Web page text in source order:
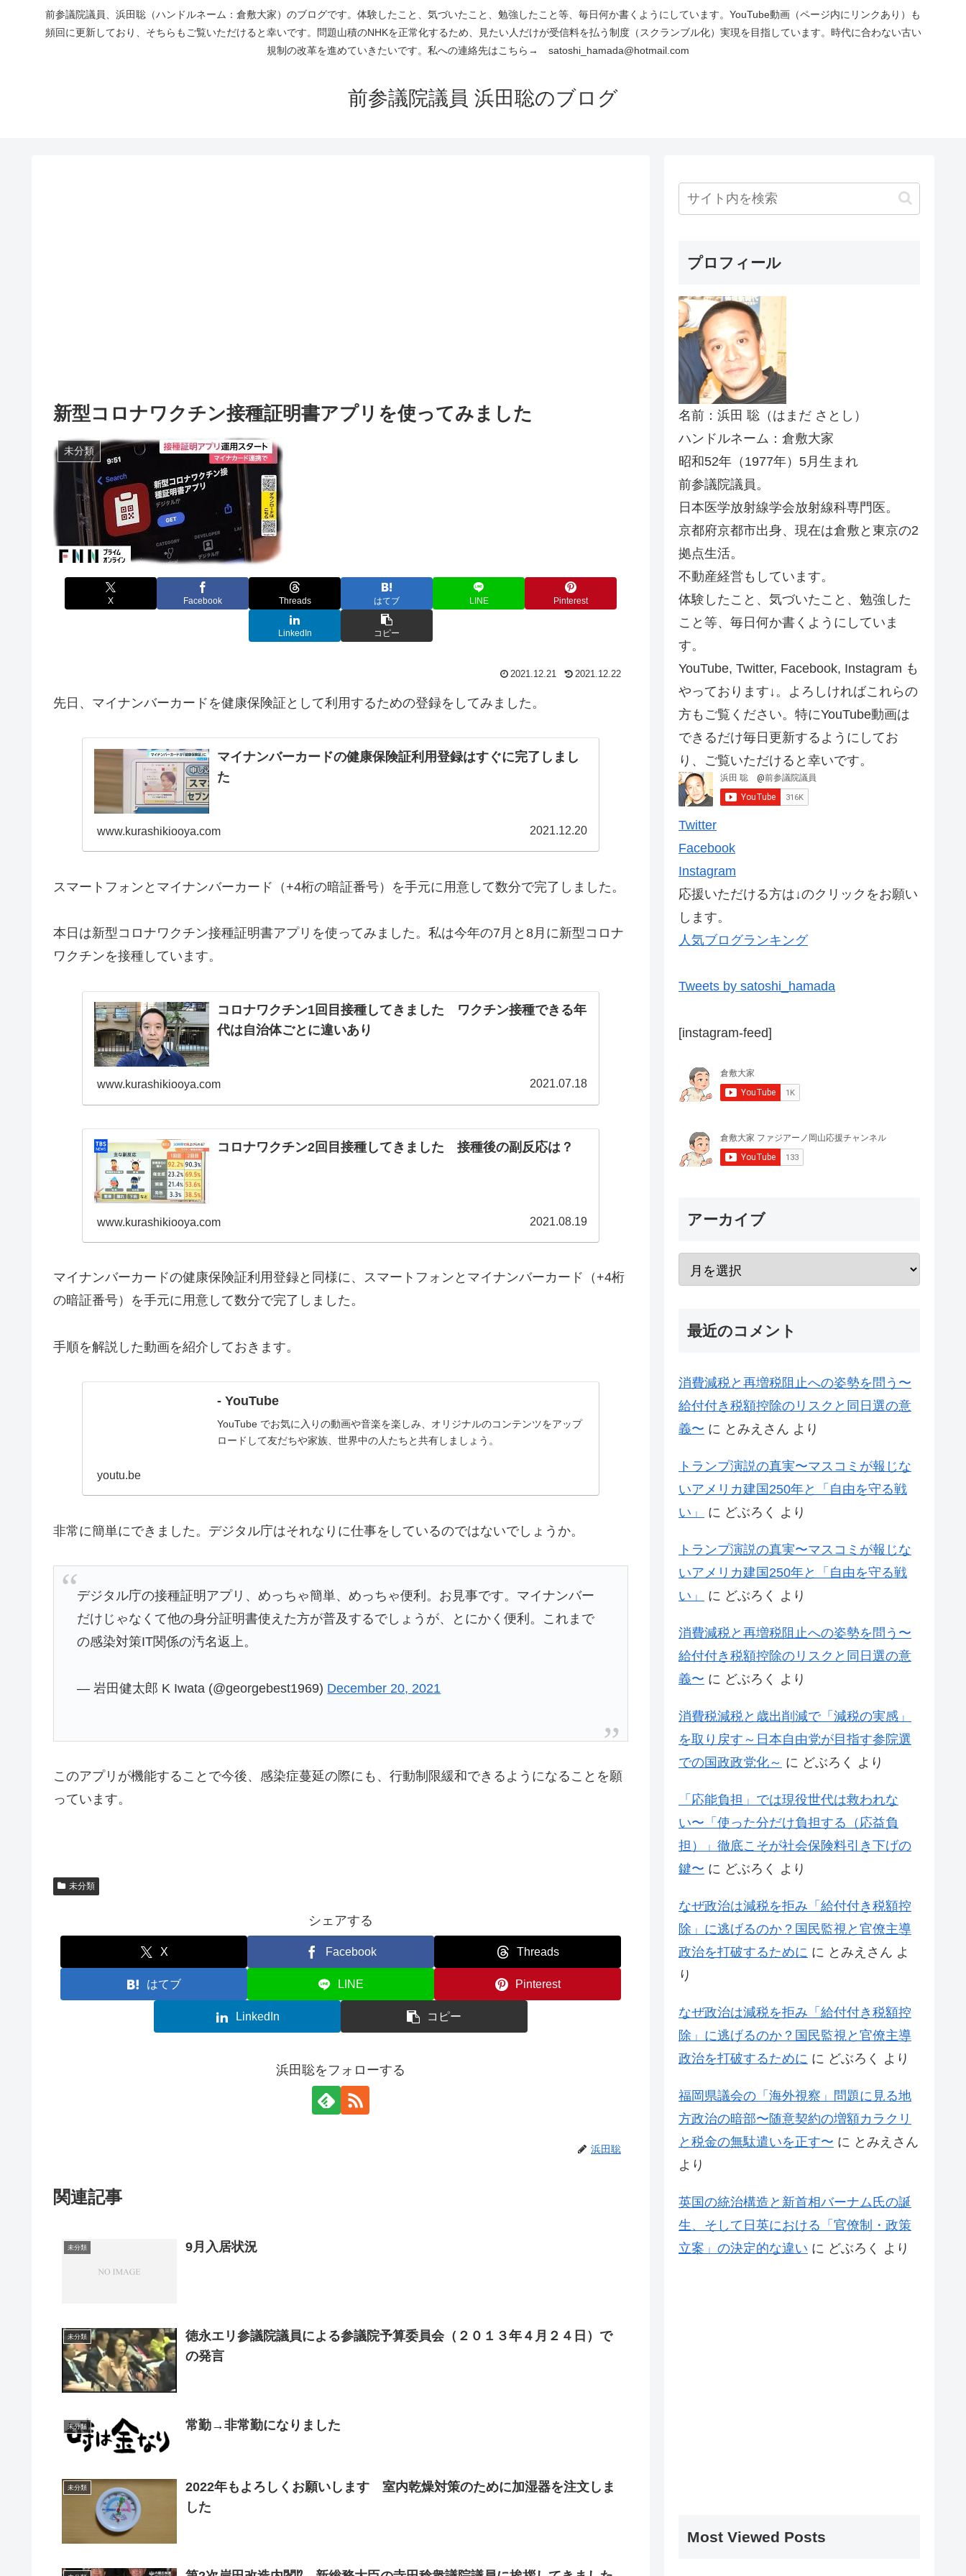
前参議院議員、浜田聡（ハンドルネーム：倉敷大家）のブログです。体験したこと、気づいたこと、勉強したこと等、毎日何か書くようにしています。YouTube動画（ページ内にリンクあり）も
頻回に更新しており、そちらもご覧いただけると幸いです。問題山積のNHKを正常化するため、見たい人だけが受信料を払う制度（スクランブル化）実現を目指しています。時代に合わない古い
規制の改革を進めていきたいです。私への連絡先はこちら→ satoshi_hamada@hotmail.com
前参議院議員 浜田聡のブログ
新型コロナワクチン接種証明書アプリを使ってみました
未分類
X Facebook Threads はてブ LINE Pinterest
LinkedIn コピー
2021.12.21 2021.12.22
先日、マイナンバーカードを健康保険証として利用するための登録をしてみました。
マイナンバーカードの健康保険証利用登録はすぐに完了しまし
た
www.kurashikiooya.com 2021.12.20
スマートフォンとマイナンバーカード（+4桁の暗証番号）を手元に用意して数分で完了しました。
本日は新型コロナワクチン接種証明書アプリを使ってみました。私は今年の7月と8月に新型コロナ
ワクチンを接種しています。
コロナワクチン1回目接種してきました ワクチン接種できる年
代は自治体ごとに違いあり
www.kurashikiooya.com 2021.07.18
コロナワクチン2回目接種してきました 接種後の副反応は？
www.kurashikiooya.com 2021.08.19
マイナンバーカードの健康保険証利用登録と同様に、スマートフォンとマイナンバーカード（+4桁
の暗証番号）を手元に用意して数分で完了しました。
手順を解説した動画を紹介しておきます。
- YouTube
YouTube でお気に入りの動画や音楽を楽しみ、オリジナルのコンテンツをアップ
ロードして友だちや家族、世界中の人たちと共有しましょう。
youtu.be
非常に簡単にできました。デジタル庁はそれなりに仕事をしているのではないでしょうか。
デジタル庁の接種証明アプリ、めっちゃ簡単、めっちゃ便利。お見事です。マイナンバー
だけじゃなくて他の身分証明書使えた方が普及するでしょうが、とにかく便利。これまで
の感染対策IT関係の汚名返上。
— 岩田健太郎 K Iwata (@georgebest1969) December 20, 2021
このアプリが機能することで今後、感染症蔓延の際にも、行動制限緩和できるようになることを願
っています。
未分類
シェアする
X Facebook Threads
はてブ LINE Pinterest
LinkedIn コピー
浜田聡をフォローする
浜田聡
関連記事
未分類 9月入居状況
未分類
徳永エリ参議院議員による参議院予算委員会（２０１３年４月２４日）で
の発言
未分類 常勤→非常勤になりました
未分類
2022年もよろしくお願いします 室内乾燥対策のために加湿器を注文しま
した
プロフィール
名前：浜田 聡（はまだ さとし）
ハンドルネーム：倉敷大家
昭和52年（1977年）5月生まれ
前参議院議員。
日本医学放射線学会放射線科専門医。
京都府京都市出身、現在は倉敷と東京の2
拠点生活。
不動産経営もしています。
体験したこと、気づいたこと、勉強した
こと等、毎日何か書くようにしていま
す。
YouTube, Twitter, Facebook, Instagram も
やっております↓。よろしければこれらの
方もご覧ください。特にYouTube動画は
できるだけ毎日更新するようにしてお
り、ご覧いただけると幸いです。
Twitter
Facebook
Instagram
応援いただける方は↓のクリックをお願い
します。
人気ブログランキング
Tweets by satoshi_hamada
[instagram-feed]
アーカイブ
最近のコメント
消費減税と再増税阻止への姿勢を問う〜
給付付き税額控除のリスクと同日選の意
義〜 に とみえさん より
トランプ演説の真実〜マスコミが報じな
いアメリカ建国250年と「自由を守る戦
い」
に どぶろく より
トランプ演説の真実〜マスコミが報じな
いアメリカ建国250年と「自由を守る戦
い」
に どぶろく より
消費減税と再増税阻止への姿勢を問う〜
給付付き税額控除のリスクと同日選の意
義〜 に どぶろく より
消費税減税と歳出削減で「減税の実感」
を取り戻す～日本自由党が目指す参院選
での国政政党化～ に どぶろく より
「応能負担」では現役世代は救われな
い〜「使った分だけ負担する（応益負
担）」徹底こそが社会保険料引き下げの
鍵〜 に どぶろく より
なぜ政治は減税を拒み「給付付き税額控
除」に逃げるのか？国民監視と官僚主導
政治を打破するために に とみえさん よ
り
なぜ政治は減税を拒み「給付付き税額控
除」に逃げるのか？国民監視と官僚主導
政治を打破するために に どぶろく より
福岡県議会の「海外視察」問題に見る地
方政治の暗部〜随意契約の増額カラクリ
と税金の無駄遣いを正す〜 に とみえさん
より
英国の統治構造と新首相バーナム氏の誕
生、そして日英における「官僚制・政策
立案」の決定的な違い に どぶろく より
Most Viewed Posts